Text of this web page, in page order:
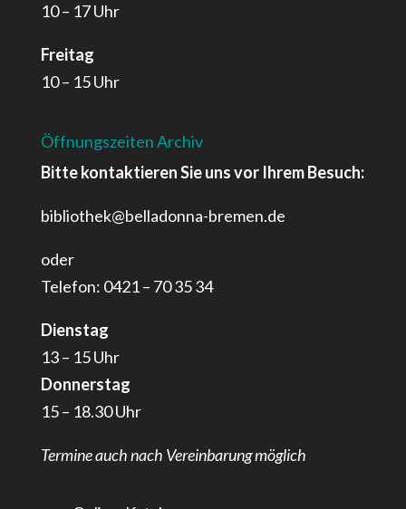
10 – 17 Uhr
Freitag
10 – 15 Uhr
Öffnungszeiten Archiv
Bitte kontaktieren Sie uns vor Ihrem Besuch:
bibliothek@belladonna-bremen.de
oder
Telefon: 0421 – 70 35 34
Dienstag
13 – 15 Uhr
Donnerstag
15 – 18.30 Uhr
Termine auch nach Vereinbarung möglich